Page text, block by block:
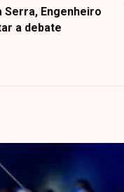
Serra, Engenheiro
a debate